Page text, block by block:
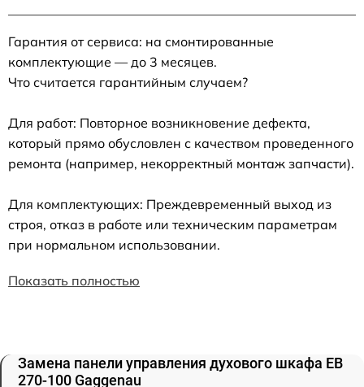
Гарантия от сервиса: на смонтированные
комплектующие — до 3 месяцев.
Что считается гарантийным случаем?
Для работ: Повторное возникновение дефекта,
который прямо обусловлен с качеством проведенного
ремонта (например, некорректный монтаж запчасти).
Для комплектующих: Преждевременный выход из
строя, отказ в работе или техническим параметрам
при нормальном использовании.
Показать полностью
Замена панели управления духового шкафа EB
270-100 Gaggenau